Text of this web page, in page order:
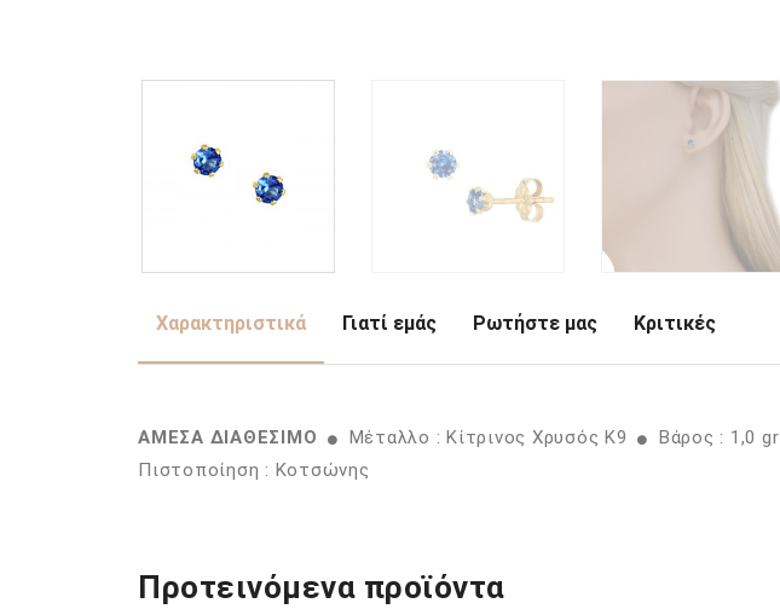
Χαρακτηριστικά Γιατί εμάς Ρωτήστε μας Κριτικές
ΑΜΕΣΑ ΔΙΑΘΕΣΙΜΟ Μέταλλο : Κίτρινος Χρυσός K9 Βάρος : 1,0 gr
Πιστοποίηση : Κοτσώνης
Προτεινόμενα προϊόντα